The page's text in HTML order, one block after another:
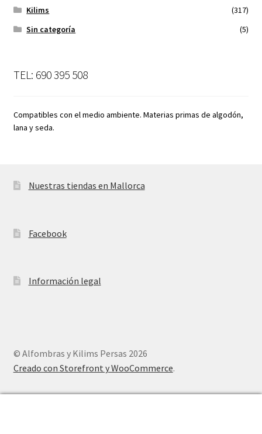
Kilims
(317)
Sin categoría
(5)
TEL: 690 395 508
Compatibles con el medio ambiente. Materias primas de algodón,
lana y seda.
Nuestras tiendas en Mallorca
Facebook
Información legal
© Alfombras y Kilims Persas 2026
Creado con Storefront y WooCommerce.